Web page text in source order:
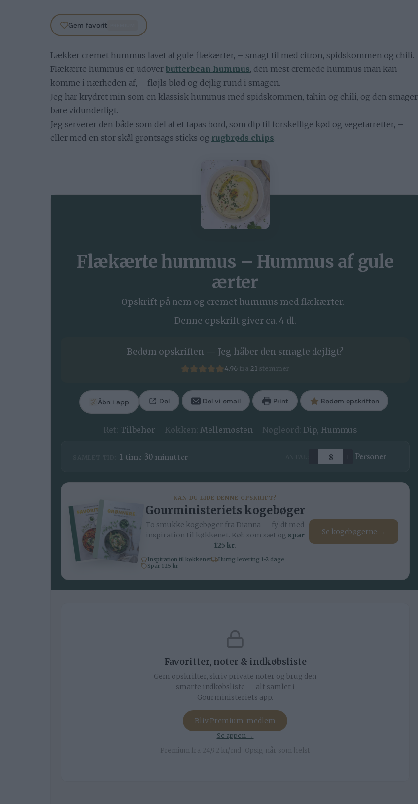
Gem favorit
Lækker cremet hummus lavet af gule flækærter, – smagt til med citron, spidskommen og chili.
Flækærte hummus er, udover butterbean hummus, den mest cremede hummus man kan
komme i nærheden af, – fløjls blød og dejlig rund i smagen.
Jeg har krydret min som en klassisk hummus med spidskommen, tahin og chili, og den smager
bare vidunderligt.
Jeg serverer den både som del af et tapas bord, som dip til forskellige kød og vegetarretter, –
eller med en stor skål grøntsags sticks og rugbrøds chips.
Flækærte hummus – Hummus af gule
ærter
Opskrift på nem og cremet hummus med flækærter.
Denne opskrift giver ca. 4 dl.
Bedøm opskriften — Jeg håber den smagte dejligt?
4.96 fra 21stemmer
Åbn i app Del Del vi email Print Bedøm opskriften
Ret: Tilbehør Køkken: Mellemøsten Nøgleord: Dip, Hummus
1 time
time 30minutter
minutter
Ændre antal
– + Personer
KAN DU LIDE DENNE OPSKRIFT?
Gourministeriets kogebøger
To smukke kogebøger fra Dianna — fyldt med
inspiration til køkkenet. Køb som sæt og spar
125 kr.
Inspiration til køkkenet
Hurtig levering 1-2 dage
Spar 125 kr
Se kogebøgerne →
Favoritter, noter & indkøbsliste
Gem opskrifter, skriv private noter og brug den
smarte indkøbsliste — alt samlet i
Gourministeriets app.
Bliv Premium-medlem
Se appen →
Premium fra 24,92 kr/md · Opsig når som helst